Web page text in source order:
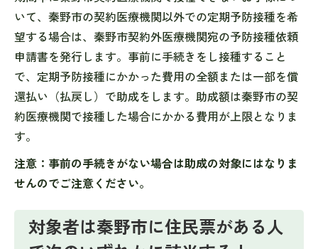
いて、秦野市の契約医療機関以外での定期予防接種を希
望する場合は、秦野市契約外医療機関宛の予防接種依頼
申請書を発行します。事前に手続きをし接種すること
で、定期予防接種にかかった費用の全額または一部を償
還払い（払戻し）で助成をします。助成額は秦野市の契
約医療機関で接種した場合にかかる費用が上限となりま
す。
注意：事前の手続きがない場合は助成の対象にはなりま
せんのでご注意ください。
対象者は秦野市に住民票がある人